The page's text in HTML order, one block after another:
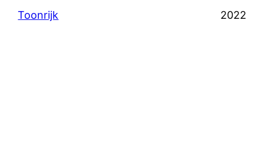
Toonrijk 2022